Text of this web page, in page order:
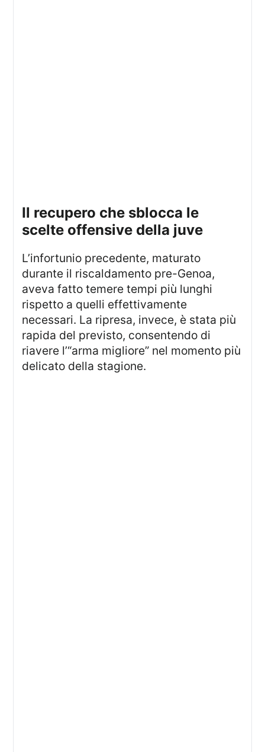
il recupero che sblocca le
scelte offensive della juve
L’infortunio precedente, maturato
durante il riscaldamento pre-Genoa,
aveva fatto temere tempi più lunghi
rispetto a quelli effettivamente
necessari. La ripresa, invece, è stata più
rapida del previsto, consentendo di
riavere l’“arma migliore” nel momento più
delicato della stagione.